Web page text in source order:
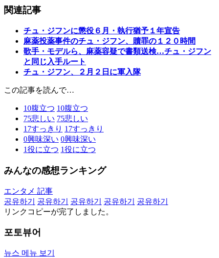
関連記事
チュ・ジフンに懲役６月・執行猶予１年宣告
麻薬投薬事件のチュ・ジフン、贖罪の１２０時間
歌手・モデルら、麻薬容疑で書類送検…チュ・ジフン
と同じ入手ルート
チュ・ジフン、２月２日に軍入隊
この記事を読んで…
10腹立つ 10腹立つ
75悲しい 75悲しい
17すっきり 17すっきり
0興味深い 0興味深い
1役に立つ 1役に立つ
みんなの感想ランキング
エンタメ 記事
공유하기
공유하기 공유하기 공유하기
공유하기
リンクコピーが完了しました。
포토뷰어
뉴스 메뉴 보기